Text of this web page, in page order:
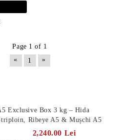
Page 1 of 1
«
1 »
Exclusive Box 3 kg – Hida
Ribeye A5 & Mușchi A5
2,240.00 Lei